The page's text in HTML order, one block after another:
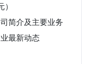
简介及主要业务
最新动态